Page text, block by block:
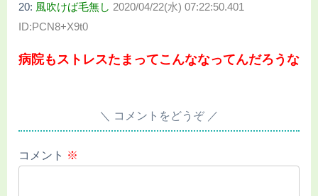
20: 風吹けば毛無し 2020/04/22(水) 07:22:50.401
ID:PCN8+X9t0
病院もストレスたまってこんななってんだろうな
コメントをどうぞ
コメント ※